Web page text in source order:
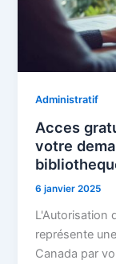
Administratif
Acces
votre
6 janvier 2025
L'Autorisation
représente
Canada par